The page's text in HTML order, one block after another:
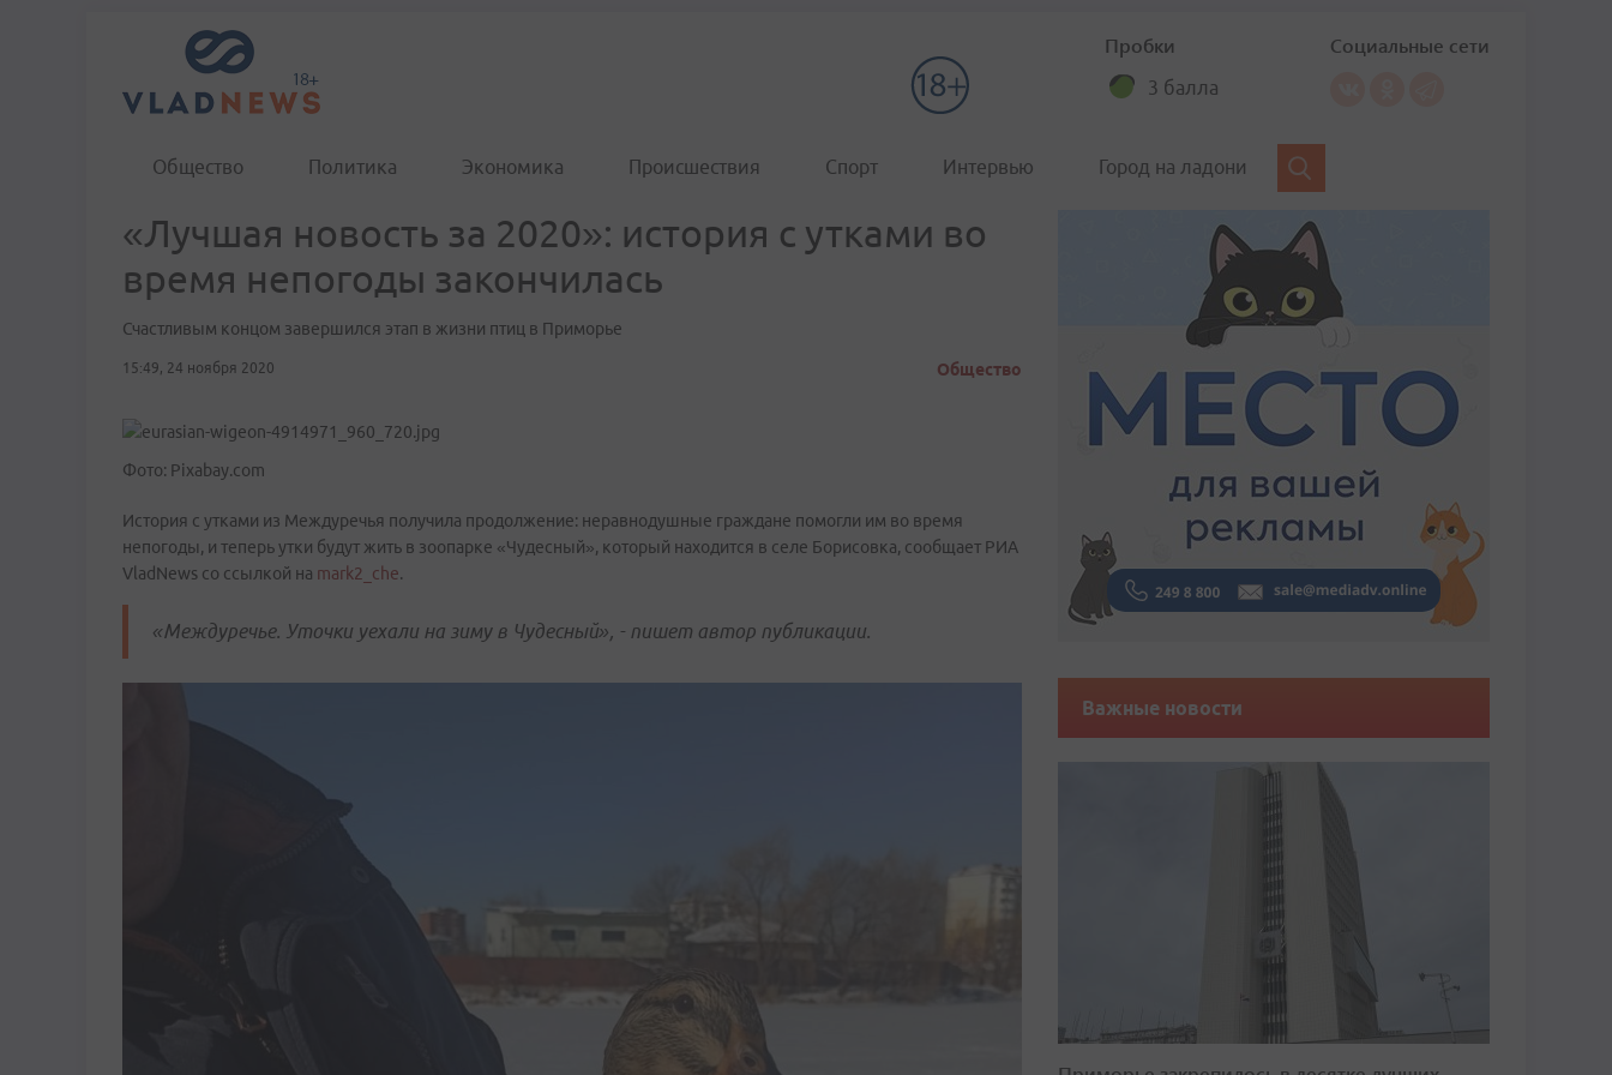
Пробки
3 балла
Социальные сети
Общество Политика Экономика Происшествия Спорт Интервью Город на ладони
«Лучшая новость за 2020»: история с утками во
время непогоды закончилась
Счастливым концом завершился этап в жизни птиц в Приморье
15:49, 24 ноября 2020 Общество
Фото: Pixabay.com
История с утками из Междуречья получила продолжение: неравнодушные граждане помогли им во время
непогоды, и теперь утки будут жить в зоопарке «Чудесный», который находится в селе Борисовка, сообщает РИА
VladNews со ссылкой на mark2_che.
«Междуречье. Уточки уехали на зиму в Чудесный», - пишет автор публикации.
Важные новости